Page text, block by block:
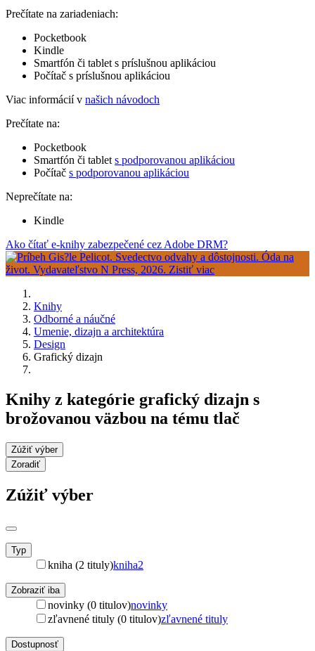
Prečítate na zariadeniach:
Pocketbook
Kindle
Smartfón či tablet s príslušnou aplikáciou
Počítač s príslušnou aplikáciou
Viac informácií v našich návodoch
Prečítate na:
Pocketbook
Smartfón či tablet s podporovanou aplikáciou
Počítač s podporovanou aplikáciou
Neprečítate na:
Kindle
Ako čítať e-knihy zabezpečené cez Adobe DRM?
Knihy
Odborné a náučné
Umenie, dizajn a architektúra
Design
Grafický dizajn
Knihy z kategórie grafický dizajn s
brožovanou väzbou na tému tlač
Zúžiť výber
Zoradiť
Zúžiť výber
Typ
kniha (2 tituly)kniha2
Zobraziť iba
novinky (0 titulov)novinky
zľavnené tituly (0 titulov)zľavnené tituly
Dostupnosť